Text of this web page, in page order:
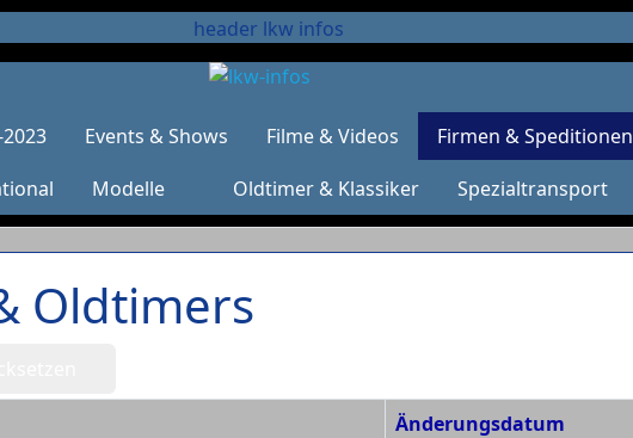
Events & Shows Filme & Videos Firmen & Speditionen
Modelle Oldtimer & Klassiker Spezialtransport
Oldtimers
Änderungsdatum